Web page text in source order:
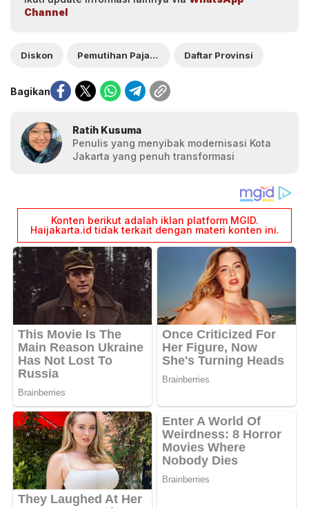
Channel
Diskon Pemutihan Pajak Kendaraan Daftar Provinsi
Bagikan
Ratih Kusuma
Penulis yang menyibak modernisasi Kota
Jakarta yang penuh transformasi